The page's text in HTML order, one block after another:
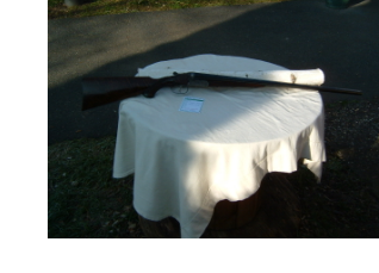
Kiegészítők
Hátizsák
Lőszertartó
Táskák
Töltényöv
Könyvek
Lámpa